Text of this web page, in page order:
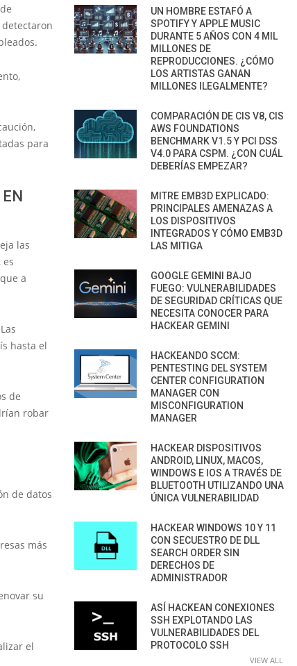
para
las
a
hasta el
de
robar
de datos
más
su
el
UN HOMBRE ESTAFÓ A
SPOTIFY Y APPLE MUSIC
DURANTE 5 AÑOS CON 4 MIL
MILLONES DE
REPRODUCCIONES. ¿CÓMO
LOS ARTISTAS GANAN
MILLONES ILEGALMENTE?
COMPARACIÓN DE CIS V8, CIS
AWS FOUNDATIONS
BENCHMARK V1.5 Y PCI DSS
V4.0 PARA CSPM. ¿CON CUÁL
DEBERÍAS EMPEZAR?
MITRE EMB3D EXPLICADO:
PRINCIPALES AMENAZAS A
LOS DISPOSITIVOS
INTEGRADOS Y CÓMO EMB3D
LAS MITIGA
GOOGLE GEMINI BAJO
FUEGO: VULNERABILIDADES
DE SEGURIDAD CRÍTICAS QUE
NECESITA CONOCER PARA
HACKEAR GEMINI
HACKEANDO SCCM:
PENTESTING DEL SYSTEM
CENTER CONFIGURATION
MANAGER CON
MISCONFIGURATION
MANAGER
HACKEAR DISPOSITIVOS
ANDROID, LINUX, MACOS,
WINDOWS E IOS A TRAVÉS DE
BLUETOOTH UTILIZANDO UNA
ÚNICA VULNERABILIDAD
HACKEAR WINDOWS 10 Y 11
CON SECUESTRO DE DLL
SEARCH ORDER SIN
DERECHOS DE
ADMINISTRADOR
ASÍ HACKEAN CONEXIONES
SSH EXPLOTANDO LAS
VULNERABILIDADES DEL
PROTOCOLO SSH
VIEW ALL